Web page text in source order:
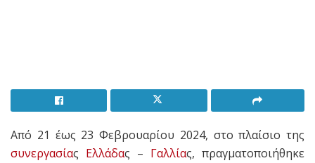
Από 21 έως 23 Φεβρουαρίου 2024, στο πλαίσιο της
συνεργασίας Ελλάδας – Γαλλίας, πραγματοποιήθηκε